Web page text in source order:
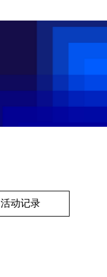
活动记录